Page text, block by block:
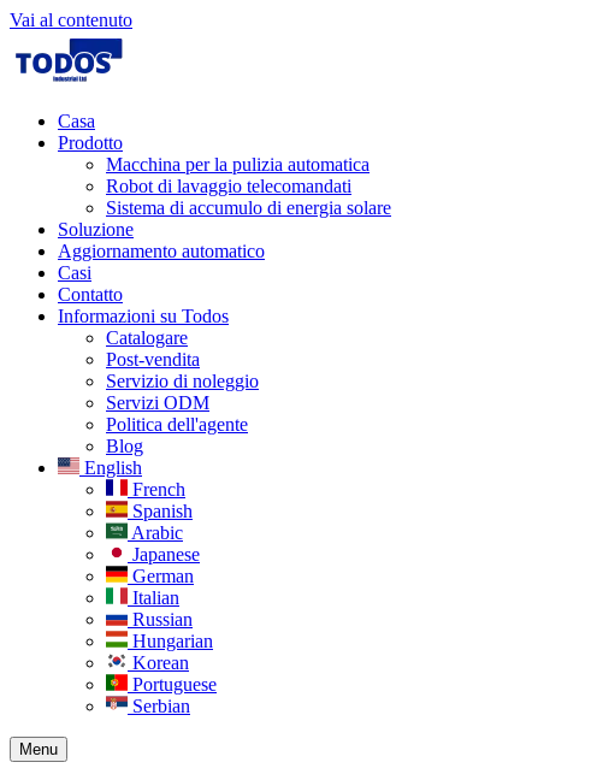
Vai al contenuto
Casa
Prodotto
Macchina per la pulizia automatica
Robot di lavaggio telecomandati
Sistema di accumulo di energia solare
Soluzione
Aggiornamento automatico
Casi
Contatto
Informazioni su Todos
Catalogare
Post-vendita
Servizio di noleggio
Servizi ODM
Politica dell'agente
Blog
English
French
Spanish
Arabic
Japanese
German
Italian
Russian
Hungarian
Korean
Portuguese
Serbian
Menu